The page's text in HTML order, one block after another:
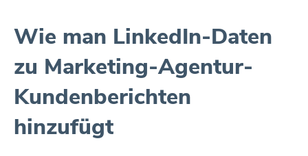
Wie man LinkedIn-Daten
zu Marketing-Agentur-
Kundenberichten
hinzufügt